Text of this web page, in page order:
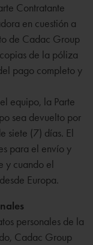
Contratante
en cuestión a
de Cadac Group
de la póliza
pago completo y
equipo, la Parte
sea devuelto por
siete (7) días. El
para el envío y
y cuando el
Europa.
personales de la
Cadac Group